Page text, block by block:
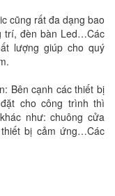
cũng rất đa dạng bao
trí, đèn bàn Led…Các
lượng giúp cho quý
Bên cạnh các thiết bị
cho công trình thì
như: chuông cửa
bị cảm ứng…Các